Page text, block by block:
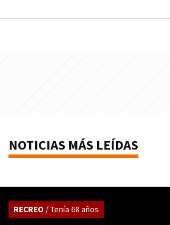
NOTICIAS MÁS LEÍDAS
RECREO / Tenía 68 años